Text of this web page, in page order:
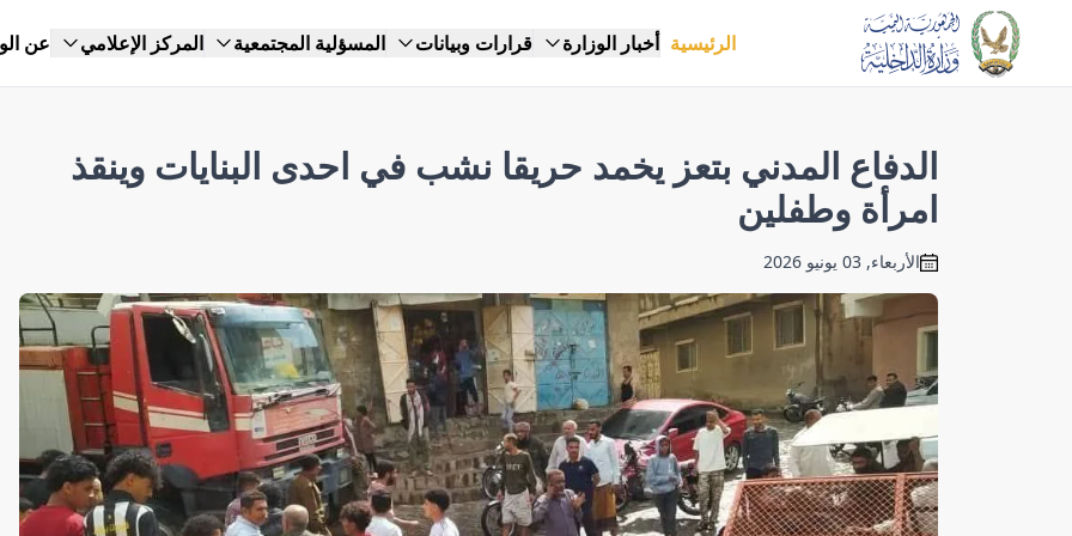
الرئيسية أخبار الوزارة قرارات وبيانات المسؤلية المجتمعية المركز الإعلامي عن
الدفاع المدني بتعز يخمد حريقا نشب في احدى البنايات وينقذ
امرأة وطفلين
الأربعاء, 03 يونيو 2026